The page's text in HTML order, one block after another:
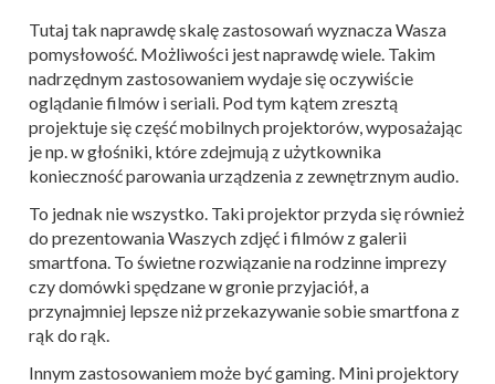
Tutaj tak naprawdę skalę zastosowań wyznacza Wasza
pomysłowość. Możliwości jest naprawdę wiele. Takim
nadrzędnym zastosowaniem wydaje się oczywiście
oglądanie filmów i seriali. Pod tym kątem zresztą
projektuje się część mobilnych projektorów, wyposażając
je np. w głośniki, które zdejmują z użytkownika
konieczność parowania urządzenia z zewnętrznym audio.
To jednak nie wszystko. Taki projektor przyda się również
do prezentowania Waszych zdjęć i filmów z galerii
smartfona. To świetne rozwiązanie na rodzinne imprezy
czy domówki spędzane w gronie przyjaciół, a
przynajmniej lepsze niż przekazywanie sobie smartfona z
rąk do rąk.
Innym zastosowaniem może być gaming. Mini projektory